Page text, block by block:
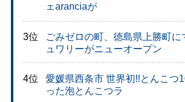
ェaranciaが
3位
ごみゼロの町、徳島県上勝町に
ュワリーがニューオープン
4位
愛媛県西条市 世界初!!とんこつ
った泡とんこつラ